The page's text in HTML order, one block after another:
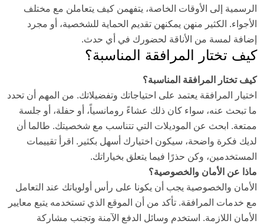
الرسمية إلى الأوقات الخاصة، يتفهمن كيف يتعاملن مع مختلف
الأجواء. الكثير منهن يمكنهن تقديم الحماية للشخصية، أو مجرد
إضافة لمسة من الأناقة لحضورك في أي حدث.
كيف تختار المرافقة المناسبة؟
كيف تختار المرافقة المناسبة؟
اختيار المرافقة يعتمد على احتياجاتك وتفضيلاتك. من المهم أن تحدد
ما تبحث عنه، سواء كان ذلك عشاءً رومانسياً، أو حفلة، أو جلسة
ممتعة. ابحث عن الموديلات التي تتناسب مع شخصيتك. طالما أن
لديك فكرة واضحة، سيكون اختيارك أسهل بكثير. اقرأ تقييمات
المستخدمين، وكن حذرًا فيما يتعلق بخياراتك.
ماذا عن الأمان والخصوصية؟
الأمان والخصوصية يجب أن يكونا على رأس أولوياتك عند التعامل
مع خدمات المرافقة. تأكد من أن الموقع الذي تستخدمه يتبع معايير
الأمان اللازمة. استخدم وسائل الدفع الآمنة وتجنب مشاركة